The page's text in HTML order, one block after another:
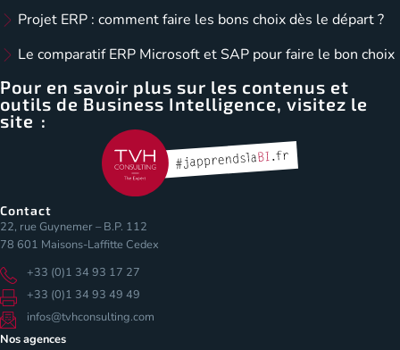
Projet ERP : comment faire les bons choix dès le départ ?
Le comparatif ERP Microsoft et SAP pour faire le bon choix
Pour en savoir plus sur les contenus et
outils de Business Intelligence, visitez le
site :
Contact
22, rue Guynemer – B.P. 112
78 601 Maisons-Laffitte Cedex
+33 (0)1 34 93 17 27
+33 (0)1 34 93 49 49
infos@tvhconsulting.com
Nos agences